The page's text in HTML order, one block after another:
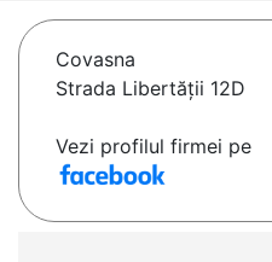
Covasna
Strada Libertăţii 12D
Vezi profilul firmei pe